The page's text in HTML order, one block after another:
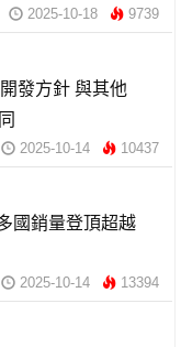
2025-10-18 9739
發方針 與其他
2025-10-14 10437
國銷量登頂超越
2025-10-14 13394